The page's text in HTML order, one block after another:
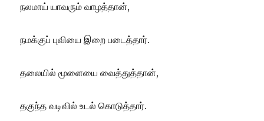
நலமாய் யாவரும் வாழத்தான்,
நமக்குப் புவியை இறை படைத்தார்.
தலையில் மூளையை வைத்துத்தான்,
தகுந்த வடிவில் உடல் கொடுத்தார்.